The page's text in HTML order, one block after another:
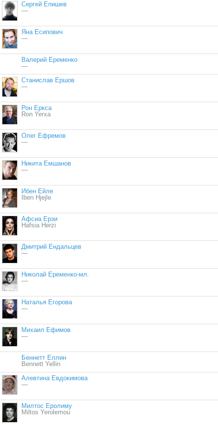
Сергей Епишев
—
Яна Есипович
—
Валерий Еременко
—
Станислав Ершов
—
Рон Еркса
Ron Yerxa
Олег Ефремов
—
Никита Емшанов
—
Ибен Ейле
Iben Hjejle
Афсиа Ерзи
Hafsia Herzi
Дмитрий Ендальцев
—
Николай Еременко-мл.
—
Наталья Егорова
—
Михаил Ефимов
—
Беннетт Еллин
Bennett Yellin
Алевтина Евдокимова
—
Милтос Еролиму
Miltos Yerolemou